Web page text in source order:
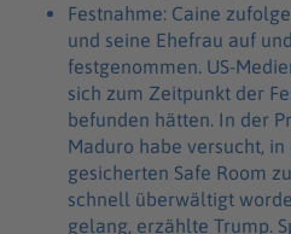
Festnahme: Caine
und seine Ehefrau auf
festgenommen. US-
sich zum Zeitpunkt der
befunden hätten. In der
Maduro habe versucht,
gesicherten Safe Room
schnell überwältigt
gelang, erzählte Trump.